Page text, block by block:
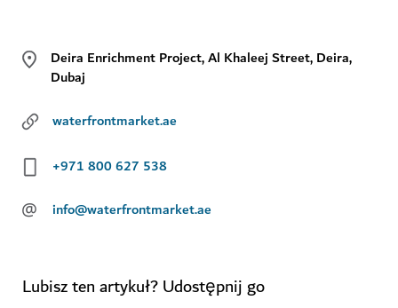
Deira Enrichment Project, Al Khaleej Street, Deira,
Dubaj
waterfrontmarket.ae
+971 800 627 538
@ info@waterfrontmarket.ae
Lubisz ten artykuł? Udostępnij go